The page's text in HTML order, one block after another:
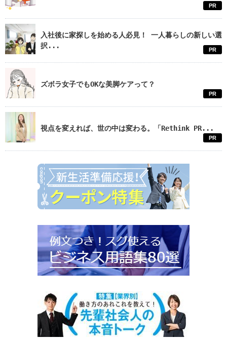
PR
入社後に家探しを始める人必見！ 一人暮らしの新しい選
択...
PR
ズボラ女子でもOKな美脚ケアって？
PR
視点を変えれば、世の中は変わる。「Rethink PR...
PR